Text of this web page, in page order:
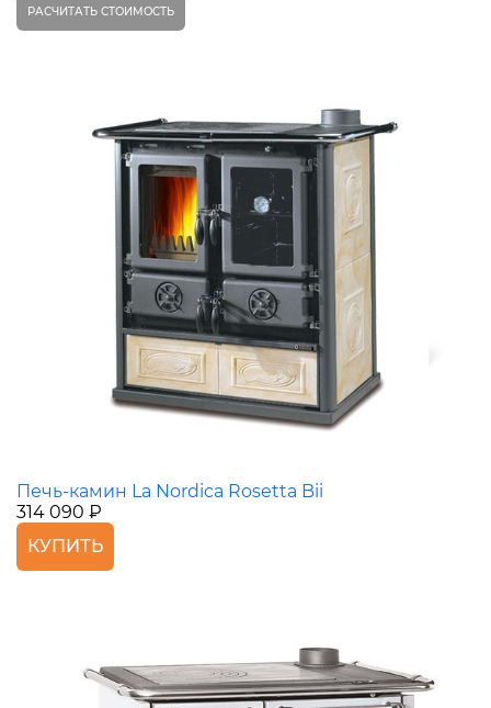
РАСЧИТАТЬ СТОИМОСТЬ
Печь-камин La Nordica Rosetta Bii
314 090 ₽
КУПИТЬ